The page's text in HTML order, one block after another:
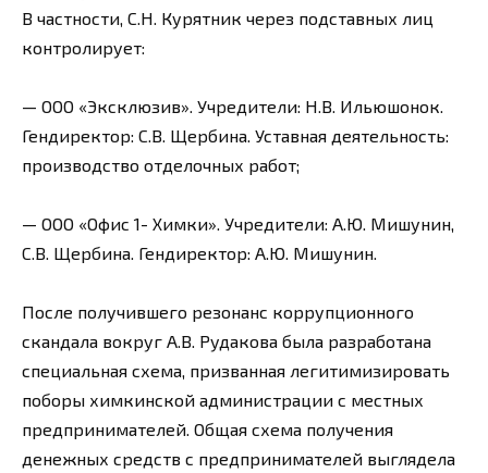
В частности, С.Н. Курятник через подставных лиц
контролирует:
— ООО «Эксклюзив». Учредители: Н.В. Ильюшонок.
Гендиректор: С.В. Щербина. Уставная деятельность:
производство отделочных работ;
— ООО «Офис 1- Химки». Учредители: А.Ю. Мишунин,
С.В. Щербина. Гендиректор: А.Ю. Мишунин.
После получившего резонанс коррупционного
скандала вокруг А.В. Рудакова была разработана
специальная схема, призванная легитимизировать
поборы химкинской администрации с местных
предпринимателей. Общая схема получения
денежных средств с предпринимателей выглядела